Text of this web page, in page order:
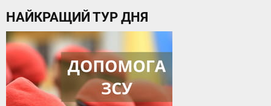
НАЙКРАЩИЙ ТУР ДНЯ